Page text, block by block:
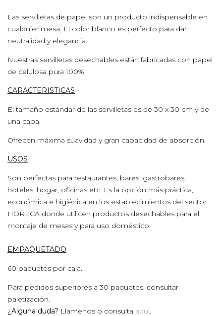
Las servilletas de papel son un producto indispensable en
cualquier mesa. El color blanco es perfecto para dar
neutralidad y elegancia.
Nuestras servilletas desechables están fabricadas con papel
de celulosa pura 100%.
CARACTERISTICAS
El tamaño estándar de las servilletas es de 30 x 30 cm y de
una capa.
Ofrecen máxima suavidad y gran capacidad de absorción.
USOS
Son perfectas para restaurantes, bares, gastrobares,
hoteles, hogar, oficinas etc. Es la opción más práctica,
económica e higiénica en los establecimientos del sector
HORECA donde utilicen productos desechables para el
montaje de mesas y para uso doméstico.
EMPAQUETADO
60 paquetes por caja.
Para pedidos superiores a 30 paquetes, consultar
paletización.
¿Alguna duda? Llámenos o consulta aquí.